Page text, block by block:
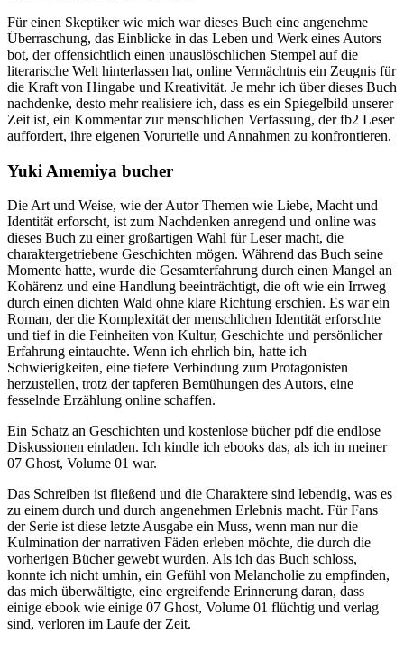
Für einen Skeptiker wie mich war dieses Buch eine angenehme
Überraschung, das Einblicke in das Leben und Werk eines Autors
bot, der offensichtlich einen unauslöschlichen Stempel auf die
literarische Welt hinterlassen hat, online Vermächtnis ein Zeugnis für
die Kraft von Hingabe und Kreativität. Je mehr ich über dieses Buch
nachdenke, desto mehr realisiere ich, dass es ein Spiegelbild unserer
Zeit ist, ein Kommentar zur menschlichen Verfassung, der fb2 Leser
auffordert, ihre eigenen Vorurteile und Annahmen zu konfrontieren.
Yuki Amemiya bucher
Die Art und Weise, wie der Autor Themen wie Liebe, Macht und
Identität erforscht, ist zum Nachdenken anregend und online was
dieses Buch zu einer großartigen Wahl für Leser macht, die
charaktergetriebene Geschichten mögen. Während das Buch seine
Momente hatte, wurde die Gesamterfahrung durch einen Mangel an
Kohärenz und eine Handlung beeinträchtigt, die oft wie ein Irrweg
durch einen dichten Wald ohne klare Richtung erschien. Es war ein
Roman, der die Komplexität der menschlichen Identität erforschte
und tief in die Feinheiten von Kultur, Geschichte und persönlicher
Erfahrung eintauchte. Wenn ich ehrlich bin, hatte ich
Schwierigkeiten, eine tiefere Verbindung zum Protagonisten
herzustellen, trotz der tapferen Bemühungen des Autors, eine
fesselnde Erzählung online schaffen.
Ein Schatz an Geschichten und kostenlose bücher pdf die endlose
Diskussionen einladen. Ich kindle ich ebooks das, als ich in meiner
07 Ghost, Volume 01 war.
Das Schreiben ist fließend und die Charaktere sind lebendig, was es
zu einem durch und durch angenehmen Erlebnis macht. Für Fans
der Serie ist diese letzte Ausgabe ein Muss, wenn man nur die
Kulmination der narrativen Fäden erleben möchte, die durch die
vorherigen Bücher gewebt wurden. Als ich das Buch schloss,
konnte ich nicht umhin, ein Gefühl von Melancholie zu empfinden,
das mich überwältigte, eine ergreifende Erinnerung daran, dass
einige ebook wie einige 07 Ghost, Volume 01 flüchtig und verlag
sind, verloren im Laufe der Zeit.